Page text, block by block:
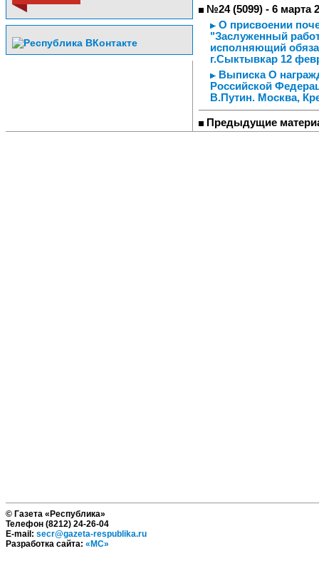
№24 (5099) - 6 марта
О присвоении
"Заслуженный
исполняющий
г.Сыктывкар 12
Выписка О
Российской
В.Путин. Москва,
Предыдущие
© Газета «Республика»
Телефон (8212) 24-26-04
E-mail: secr@gazeta-respublika.ru
Разработка сайта: «МС»